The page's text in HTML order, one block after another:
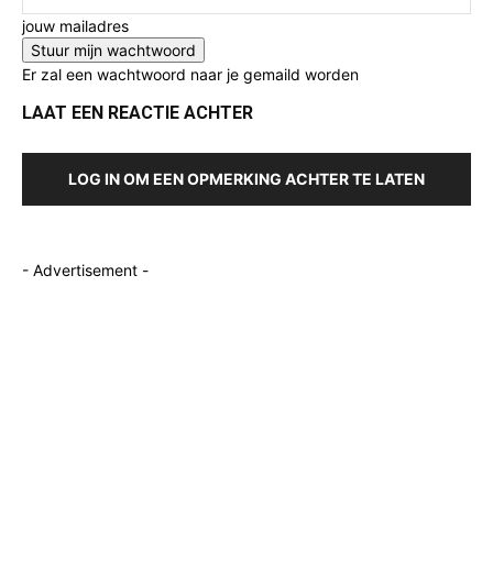
jouw mailadres
Er zal een wachtwoord naar je gemaild worden
LAAT EEN REACTIE ACHTER
LOG IN OM EEN OPMERKING ACHTER TE LATEN
- Advertisement -